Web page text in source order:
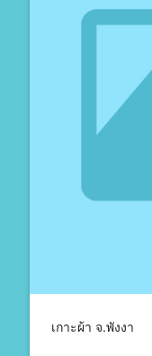
เกาะผ้า จ.พังงา